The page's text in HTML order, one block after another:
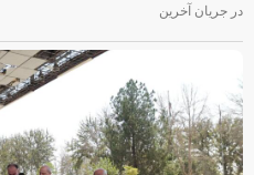
در جریان آخرین